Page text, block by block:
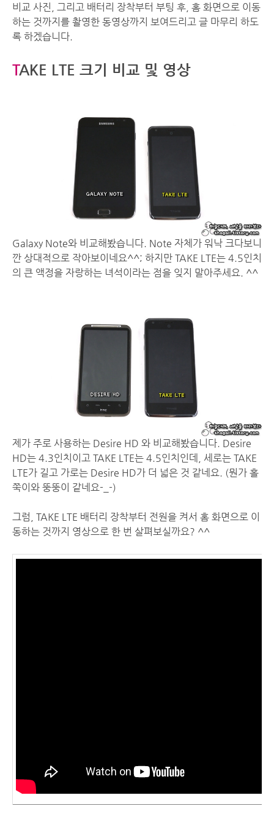
비교 사진, 그리고 배터리 장착부터 부팅 후, 홈 화면으로 이동
하는 것까지를 촬영한 동영상까지 보여드리고 글 마무리 하도
록 하겠습니다.
TAKE LTE 크기 비교 및 영상
Galaxy Note와 비교해봤습니다. Note 자체가 워낙 크다보니
깐 상대적으로 작아보이네요^^; 하지만 TAKE LTE는 4.5인치
의 큰 액정을 자랑하는 녀석이라는 점을 잊지 말아주세요. ^^
제가 주로 사용하는 Desire HD 와 비교해봤습니다. Desire
HD는 4.3인치이고 TAKE LTE는 4.5인치인데, 세로는 TAKE
LTE가 길고 가로는 Desire HD가 더 넓은 것 같네요. (뭔가 홀
쭉이와 뚱뚱이 같네요-_-)
그럼, TAKE LTE 배터리 장착부터 전원을 켜서 홈 화면으로 이
동하는 것까지 영상으로 한 번 살펴보실까요? ^^